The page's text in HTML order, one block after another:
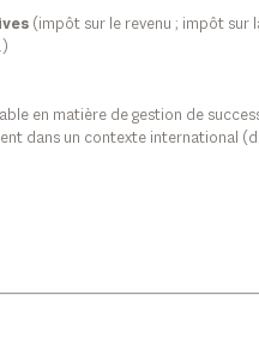
(impôt sur le revenu ; impôt sur
en matière de gestion de
dans un contexte international